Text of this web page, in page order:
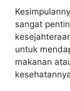
sangat
untuk
makanan